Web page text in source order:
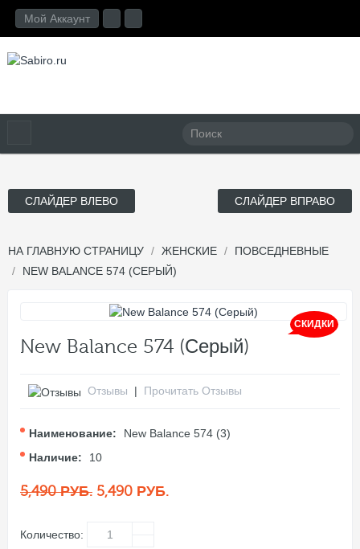
Мой Аккаунт
СЛАЙДЕР ВЛЕВО СЛАЙДЕР ВПРАВО
НА ГЛАВНУЮ СТРАНИЦУ ЖЕНСКИЕ
ПОВСЕДНЕВНЫЕ
NEW BALANCE 574 (СЕРЫЙ)
СКИДКИ
New Balance 574 (Серый)
Отзывы | Прочитать Отзывы
Наименование:
New Balance 574 (3)
Наличие:
10
5,490 РУБ. 5,490 РУБ.
Количество: